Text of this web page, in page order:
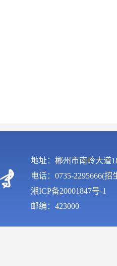
地址：郴州市南岭大
电话：0735-2295666(
湘ICP备20001847号-1
邮编：423000